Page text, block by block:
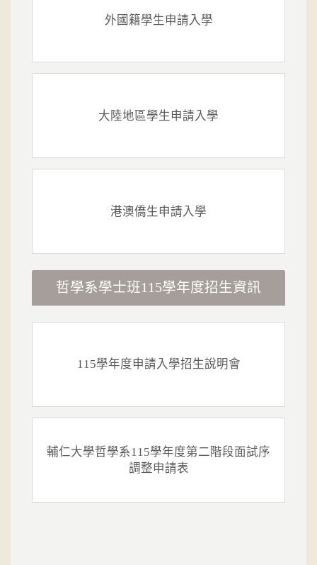
外國籍學生申請入學
大陸地區學生申請入學
港澳僑生申請入學
哲學系學士班115學年度招生資訊
115學年度申請入學招生說明會
輔仁大學哲學系115學年度第二階段面試序
調整申請表